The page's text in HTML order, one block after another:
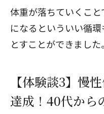
体重が落ちていくこ
になるといういい循
とすことができました。
【体験談3】慢
達成！40代から